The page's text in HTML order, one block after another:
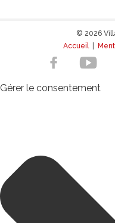
© 2026
Accueil|
Gérer le consentement